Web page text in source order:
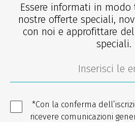
Essere informati in
nostre offerte speciali,
con noi e approfittare
speciali.
*Con la conferma
ricevere comunicazioni